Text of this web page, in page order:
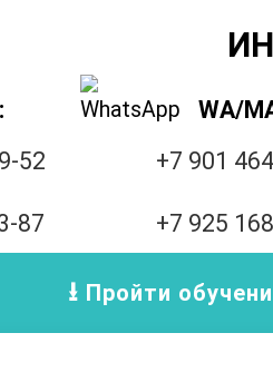
52
87
WA/
+7 901
+7 925
Пройти